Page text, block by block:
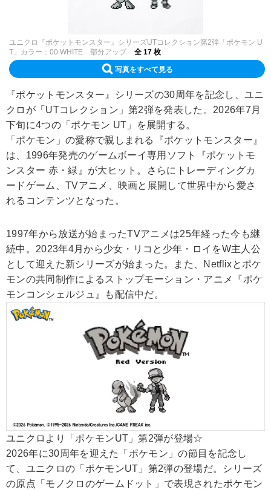
ユニクロ『ポケットモンスター』シリーズUTコレクション第2弾「ポケモン U
T」カラー：00 WHITE 部分アップ
全 17 枚
写真をすべて見る
『ポケットモンスター』シリーズの30周年を記念し、ユニ
クロが「UTコレクション」第2弾を発表した。2026年7月
下旬に4つの「ポケモン UT」を展開する。
「ポケモン」の愛称で親しまれる『ポケットモンスター』
は、1996年発売のゲームボーイ専用ソフト『ポケットモ
ンスター 赤・緑』が大ヒット。さらにトレーディングカ
ードゲーム、TVアニメ、映画と展開して世界中から愛さ
れるコンテンツとなった。
1997年から放送が始まったTVアニメは25年経った今も継
続中。2023年4月から少女・リコと少年・ロイをW主人公
として迎えた新シリーズが始まった。また、Netflixとポケ
モンの共同制作によるストップモーション・アニメ『ポケ
モンコンシェルジュ』も配信中だ。
ユニクロより「ポケモンUT」第2弾が登場☆
2026年に30周年を迎えた「ポケモン」の節目を記念し
て、ユニクロの「ポケモンUT」第2弾の登場だ。シリーズ
の原点「モノクロのゲームドット」で表現されたポケモン